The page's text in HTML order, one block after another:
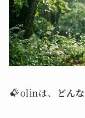
olinは、 どん